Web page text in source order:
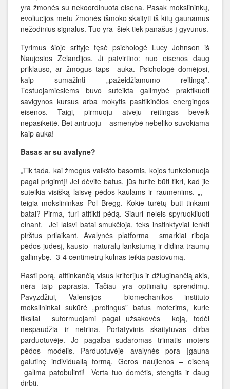
yra žmonės su nekoordinuota eisena. Pasak mokslininkų,
evoliucijos metu žmonės išmoko skaityti iš kitų gaunamus
nežodinius signalus. Tuo yra šiek tiek panašūs į gyvūnus.
Tyrimus šioje srityje tęsė psichologė Lucy Johnson iš
Naujosios Zelandijos. Ji patvirtino: nuo eisenos daug
priklauso, ar žmogus taps auka. Psichologė domėjosi,
kaip sumažinti „pažeidžiamumo reitingą”.
Testuojamiesiems buvo suteikta galimybė praktikuoti
savigynos kursus arba mokytis pasitikinčios energingos
eisenos. Taigi, pirmuoju atveju reitingas beveik
nepasikeitė. Bet antruoju – asmenybė nebeliko suvokiama
kaip auka!
Basas ar su avalyne?
„Tik tada, kai žmogus vaikšto basomis, kojos funkcionuoja
pagal prigimtį! Jei dėvite batus, jūs turite būti tikri, kad jie
suteikia visišką laisvę pėdos kaulams ir raumenims. „, –
teigia mokslininkas Pol Bregg. Kokie turėtų būti tinkami
batai? Pirma, turi atitikti pėdą. Siauri neleis spyruokliuoti
einant. Jei laisvi batai smukčioja, teks instinktyviai lenkti
pirštus prilaikant. Avalynės platforma smarkiai riboja
pėdos judesį, kausto natūralų lankstumą ir didina traumų
galimybę. 3-4 centimetrų kulnas teikia pastovumą.
Rasti porą, atitinkančią visus kriterijus ir džiuginančią akis,
nėra taip paprasta. Tačiau yra optimalių sprendimų.
Pavyzdžiui, Valensijos biomechanikos instituto
mokslininkai sukūrė „protingus” batus moterims, kurie
tiksliai suformuojami pagal užsakovės koją, todėl
nespaudžia ir netrina. Portatyvinis skaitytuvas dirba
parduotuvėje. Jo pagalba sudaromas trimatis moters
pėdos modelis. Parduotuvėje avalynės pora įgauna
galutinę individualią formą. Geros naujienos – eiseną
galima patobulinti! Verta tuo domėtis, stengtis ir daug
dirbti.